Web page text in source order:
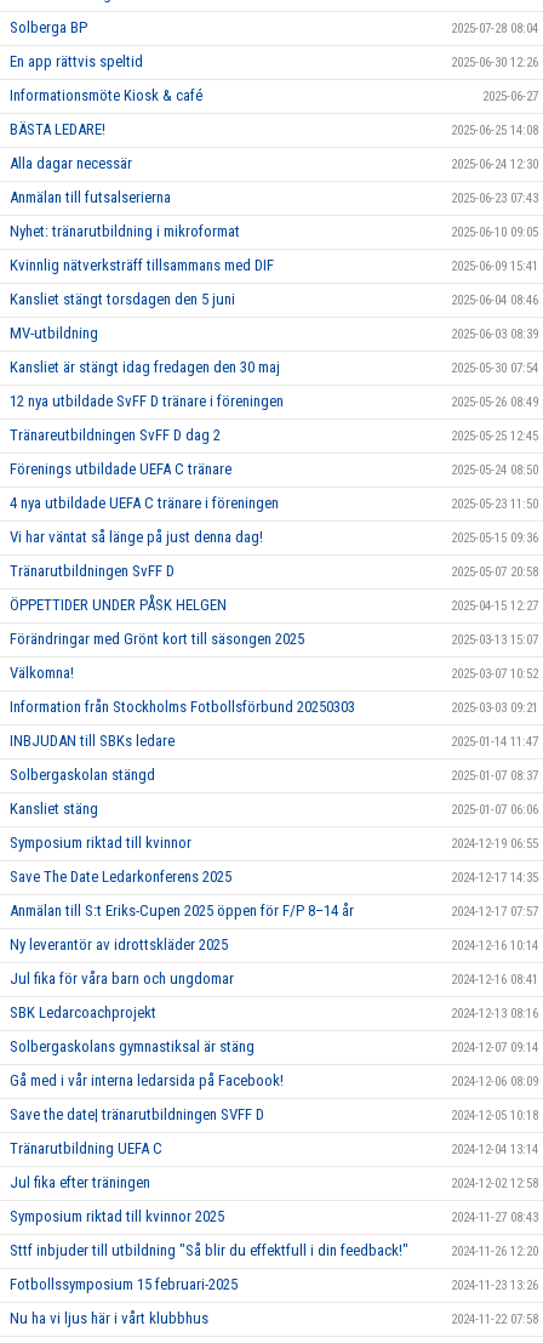
Solberga BP 2025-07-28 08:04
En app rättvis speltid 2025-06-30 12:26
Informationsmöte Kiosk & café 2025-06-27
BÄSTA LEDARE! 2025-06-25 14:08
Alla dagar necessär 2025-06-24 12:30
Anmälan till futsalserierna 2025-06-23 07:43
Nyhet: tränarutbildning i mikroformat 2025-06-10 09:05
Kvinnlig nätverksträff tillsammans med DIF 2025-06-09 15:41
Kansliet stängt torsdagen den 5 juni 2025-06-04 08:46
MV-utbildning 2025-06-03 08:39
Kansliet är stängt idag fredagen den 30 maj 2025-05-30 07:54
12 nya utbildade SvFF D tränare i föreningen 2025-05-26 08:49
Tränareutbildningen SvFF D dag 2 2025-05-25 12:45
Förenings utbildade UEFA C tränare 2025-05-24 08:50
4 nya utbildade UEFA C tränare i föreningen 2025-05-23 11:50
Vi har väntat så länge på just denna dag! 2025-05-15 09:36
Tränarutbildningen SvFF D 2025-05-07 20:58
ÖPPETTIDER UNDER PÅSK HELGEN 2025-04-15 12:27
Förändringar med Grönt kort till säsongen 2025 2025-03-13 15:07
Välkomna! 2025-03-07 10:52
Information från Stockholms Fotbollsförbund 20250303 2025-03-03 09:21
INBJUDAN till SBKs ledare 2025-01-14 11:47
Solbergaskolan stängd 2025-01-07 08:37
Kansliet stäng 2025-01-07 06:06
Symposium riktad till kvinnor 2024-12-19 06:55
Save The Date Ledarkonferens 2025 2024-12-17 14:35
Anmälan till S:t Eriks-Cupen 2025 öppen för F/P 8–14 år 2024-12-17 07:57
Ny leverantör av idrottskläder 2025 2024-12-16 10:14
Jul fika för våra barn och ungdomar 2024-12-16 08:41
SBK Ledarcoachprojekt 2024-12-13 08:16
Solbergaskolans gymnastiksal är stäng 2024-12-07 09:14
Gå med i vår interna ledarsida på Facebook! 2024-12-06 08:09
Save the date| tränarutbildningen SVFF D 2024-12-05 10:18
Tränarutbildning UEFA C 2024-12-04 13:14
Jul fika efter träningen 2024-12-02 12:58
Symposium riktad till kvinnor 2025 2024-11-27 08:43
Sttf inbjuder till utbildning "Så blir du effektfull i din feedback!" 2024-11-26 12:20
Fotbollssymposium 15 februari-2025 2024-11-23 13:26
Nu ha vi ljus här i vårt klubbhus 2024-11-22 07:58